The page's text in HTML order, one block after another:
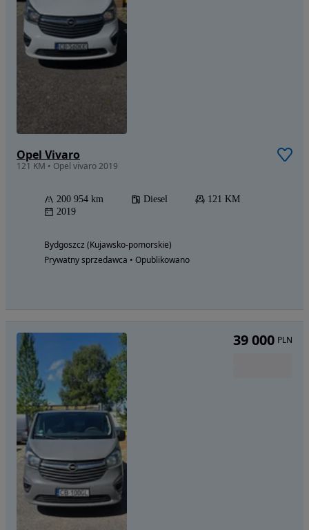
Opel Vivaro
121 KM • Opel vivaro 2019
200 954 km Diesel
121 KM
2019
Bydgoszcz (Kujawsko-pomorskie)
Prywatny sprzedawca • Opublikowano
39 000 PLN